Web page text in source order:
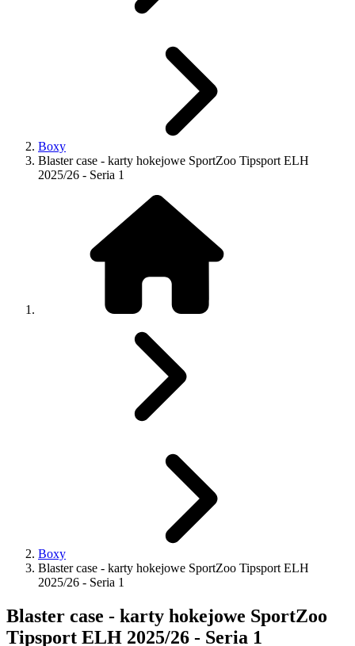
Boxy
Blaster case - karty hokejowe SportZoo Tipsport ELH
2025/26 - Seria 1
Boxy
Blaster case - karty hokejowe SportZoo Tipsport ELH
2025/26 - Seria 1
Blaster case - karty hokejowe SportZoo
Tipsport ELH 2025/26 - Seria 1